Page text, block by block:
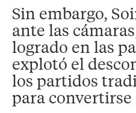
Sin embargo,
ante las
logrado en las
explotó el
los partidos
para